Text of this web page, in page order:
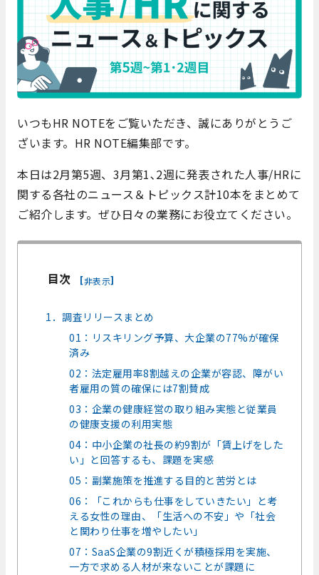
いつもHR NOTEをご覧いただき、誠にありがとうご
ざいます。HR NOTE編集部です。
本日は2月第5週、3月第1､2週に発表された人事/HRに
関する各社のニュース＆トピックス計10本をまとめて
ご紹介します。ぜひ日々の業務にお役立てください。
目次 [非表示]
1．調査リリースまとめ
01：リスキリング予算、大企業の77%が確保
済み
02：法定雇用率8割越えの企業が容認、障がい
者雇用の質の確保には7割賛成
03：企業の健康経営の取り組み実態と従業員
の健康支援の利用実態
04：中小企業の社長の約9割が「賃上げをした
い」と回答するも、課題を実感
05：副業施策を推進する目的と苦労とは
06：「これからも仕事をしていきたい」と考
える女性の理由、「生活への不安」や「社会
と関わり仕事を増やしたい」
07：SaaS企業の9割近くが積極採用を実施、
一方で求める人材が来ないことが課題に